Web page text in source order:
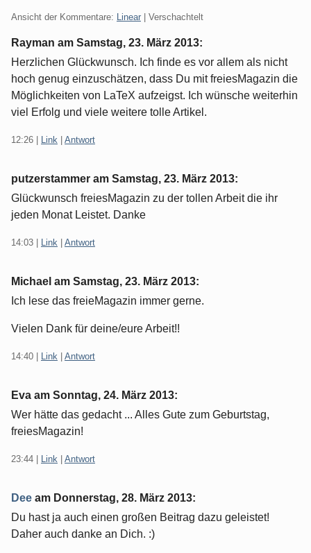
Ansicht der Kommentare: Linear | Verschachtelt
Rayman am Samstag, 23. März 2013:
Herzlichen Glückwunsch. Ich finde es vor allem als nicht
hoch genug einzuschätzen, dass Du mit freiesMagazin die
Möglichkeiten von LaTeX aufzeigst. Ich wünsche weiterhin
viel Erfolg und viele weitere tolle Artikel.
12:26 Link Antwort
putzerstammer am Samstag, 23. März 2013:
Glückwunsch freiesMagazin zu der tollen Arbeit die ihr
jeden Monat Leistet. Danke
14:03 Link Antwort
Michael am Samstag, 23. März 2013:
Ich lese das freieMagazin immer gerne.
Vielen Dank für deine/eure Arbeit!!
14:40 Link Antwort
Eva am Sonntag, 24. März 2013:
Wer hätte das gedacht ... Alles Gute zum Geburtstag,
freiesMagazin!
23:44 Link Antwort
Dee am Donnerstag, 28. März 2013:
Du hast ja auch einen großen Beitrag dazu geleistet!
Daher auch danke an Dich. :)